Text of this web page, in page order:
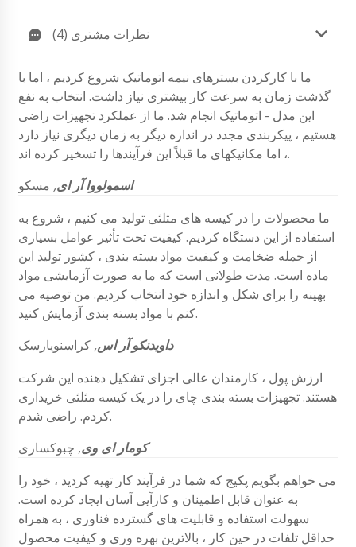
نظرات مشتری (4)
ما با کارکردن بسترهای نیمه اتوماتیک شروع کردیم ، اما با
گذشت زمان به سرعت کار بیشتری نیاز داشت. انتخاب به نفع
این مدل - اتوماتیک انجام شد. ما از عملکرد تجهیزات راضی
هستیم ، پیکربندی مجدد در اندازه دیگر به زمان دیگری نیاز دارد
، اما مکانیکهای ما قبلاً این فرآیندها را تسخیر کرده اند.
اسمولووا آر ای, مسکو
ما محصولات را در کیسه های مثلثی تولید می کنیم ، شروع به
استفاده از این دستگاه کردیم. کیفیت تحت تأثیر عوامل بسیاری
از جمله ضخامت و کیفیت مواد بسته بندی ، کشور تولید این
ماده است. مدت طولانی است که ما به صورت آزمایشی مواد
بهینه را برای شکل و اندازه خود انتخاب کردیم. من توصیه می
کنم با مواد بسته بندی آزمایش کنید.
داویدنکو آر اس, کراسنویارسک
ارزش پول ، کارمندان عالی اجزای تشکیل دهنده این شرکت
هستند. تجهیزات بسته بندی چای را در یک کیسه مثلثی خریداری
کردم. راضی شدم.
کومار ای وی, چبوکساری
می خواهم بگویم پکیج که شما در فرآیند کار تهیه کردید ، خود را
به عنوان قابل اطمینان و کارآیی آسان ایجاد کرده است.
سهولت استفاده و قابلیت های گسترده فناوری ، به همراه
حداقل تلفات در حین کار ، بالاترین بهره وری و کیفیت محصول